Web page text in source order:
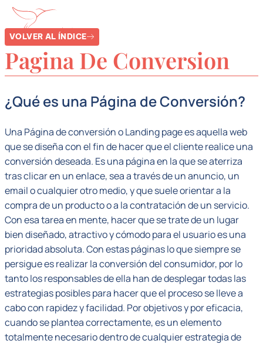
VOLVER AL ÍNDICE
Pagina De Conversion
¿Qué es una Página de Conversión?
Una Página de conversión o Landing page es aquella web
que se diseña con el fin de hacer que el cliente realice una
conversión deseada. Es una página en la que se aterriza
tras clicar en un enlace, sea a través de un anuncio, un
email o cualquier otro medio, y que suele orientar a la
compra de un producto o a la contratación de un servicio.
Con esa tarea en mente, hacer que se trate de un lugar
bien diseñado, atractivo y cómodo para el usuario es una
prioridad absoluta. Con estas páginas lo que siempre se
persigue es realizar la conversión del consumidor, por lo
tanto los responsables de ella han de desplegar todas las
estrategias posibles para hacer que el proceso se lleve a
cabo con rapidez y facilidad. Por objetivos y por eficacia,
cuando se plantea correctamente, es un elemento
totalmente necesario dentro de cualquier estrategia de